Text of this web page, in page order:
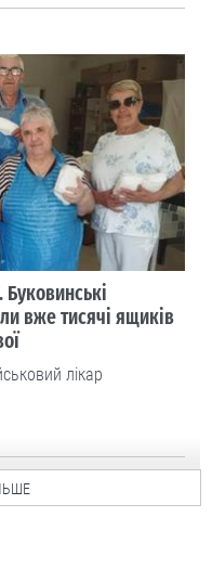
Буковинські
вже тисячі ящиків
лікар